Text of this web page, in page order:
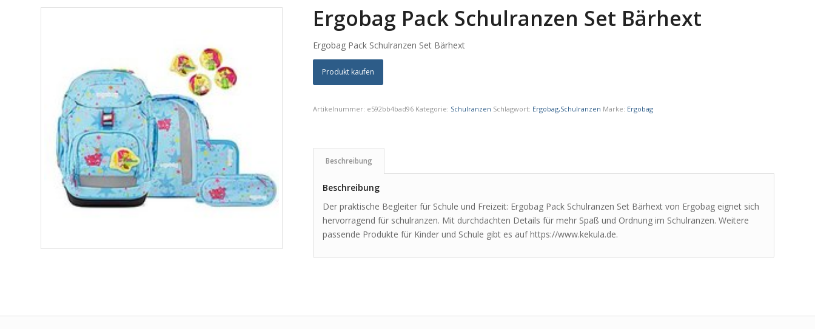
Ergobag Pack Schulranzen Set Bärhext
Ergobag Pack Schulranzen Set Bärhext
Produkt kaufen
Artikelnummer: e592bb4bad96 Kategorie: Schulranzen Schlagwort: Ergobag,Schulranzen Marke: Ergobag
Beschreibung
Beschreibung
Der praktische Begleiter für Schule und Freizeit: Ergobag Pack Schulranzen Set Bärhext von Ergobag eignet sich
hervorragend für schulranzen. Mit durchdachten Details für mehr Spaß und Ordnung im Schulranzen. Weitere
passende Produkte für Kinder und Schule gibt es auf https://www.kekula.de.